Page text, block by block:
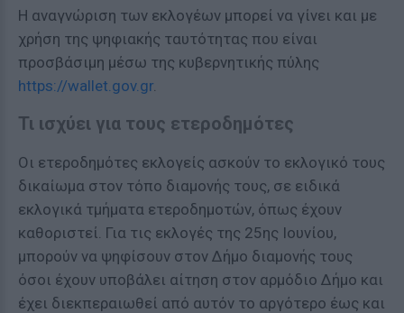
Η αναγνώριση των εκλογέων μπορεί να γίνει και με
χρήση της ψηφιακής ταυτότητας που είναι
προσβάσιμη μέσω της κυβερνητικής πύλης
https://wallet.gov.gr.
Τι ισχύει για τους ετεροδημότες
Οι ετεροδημότες εκλογείς ασκούν το εκλογικό τους
δικαίωμα στον τόπο διαμονής τους, σε ειδικά
εκλογικά τμήματα ετεροδημοτών, όπως έχουν
καθοριστεί. Για τις εκλογές της 25ης Ιουνίου,
μπορούν να ψηφίσουν στον Δήμο διαμονής τους
όσοι έχουν υποβάλει αίτηση στον αρμόδιο Δήμο και
έχει διεκπεραιωθεί από αυτόν το αργότερο έως και